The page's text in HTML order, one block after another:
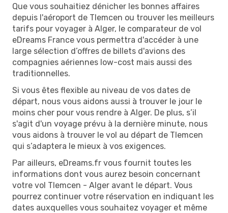
Que vous souhaitiez dénicher les bonnes affaires
depuis l'aéroport de Tlemcen ou trouver les meilleurs
tarifs pour voyager à Alger, le comparateur de vol
eDreams France vous permettra d'accéder à une
large sélection d’offres de billets d'avions des
compagnies aériennes low-cost mais aussi des
traditionnelles.
Si vous êtes flexible au niveau de vos dates de
départ, nous vous aidons aussi à trouver le jour le
moins cher pour vous rendre à Alger. De plus, s’il
s'agit d'un voyage prévu à la dernière minute, nous
vous aidons à trouver le vol au départ de Tlemcen
qui s’adaptera le mieux à vos exigences.
Par ailleurs, eDreams.fr vous fournit toutes les
informations dont vous aurez besoin concernant
votre vol Tlemcen - Alger avant le départ. Vous
pourrez continuer votre réservation en indiquant les
dates auxquelles vous souhaitez voyager et même